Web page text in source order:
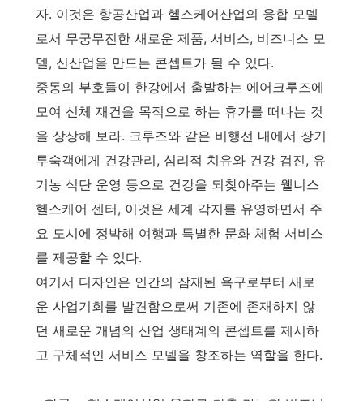
자. 이것은 항공산업과 헬스케어산업의 융합 모델
로서 무궁무진한 새로운 제품, 서비스, 비즈니스 모
델, 신산업을 만드는 콘셉트가 될 수 있다.
중동의 부호들이 한강에서 출발하는 에어크루즈에
모여 신체 재건을 목적으로 하는 휴가를 떠나는 것
을 상상해 보라. 크루즈와 같은 비행선 내에서 장기
투숙객에게 건강관리, 심리적 치유와 건강 검진, 유
기농 식단 운영 등으로 건강을 되찾아주는 웰니스
헬스케어 센터, 이것은 세계 각지를 유영하면서 주
요 도시에 정박해 여행과 특별한 문화 체험 서비스
를 제공할 수 있다.
여기서 디자인은 인간의 잠재된 욕구로부터 새로
운 사업기회를 발견함으로써 기존에 존재하지 않
던 새로운 개념의 산업 생태계의 콘셉트를 제시하
고 구체적인 서비스 모델을 창조하는 역할을 한다.